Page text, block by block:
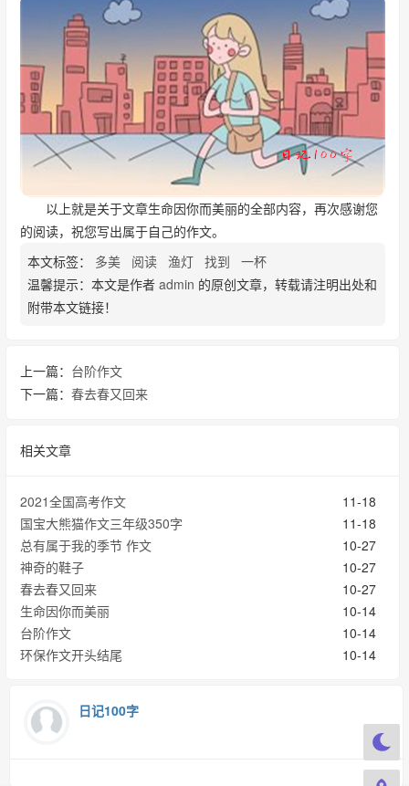
以上就是关于文章生命因你而美丽的全部内容，再次感谢您
的阅读，祝您写出属于自己的作文。
本文标签： 多美 阅读 渔灯 找到
一杯
温馨提示：本文是作者 admin 的原创文章，转载请注明出处和
附带本文链接！
上一篇： 台阶作文
下一篇： 春去春又回来
相关文章
11-18
2021全国高考作文
11-18
国宝大熊猫作文三年级350字
10-27
总有属于我的季节 作文
10-27
神奇的鞋子
10-27
春去春又回来
10-14
生命因你而美丽
10-14
台阶作文
10-14
环保作文开头结尾
日记100字